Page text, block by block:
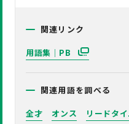
関連リンク
用語集｜PB
関連用語を調べる
全才
オンス リードタ